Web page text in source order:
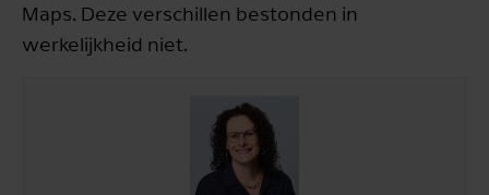
Maps. Deze verschillen bestonden in
werkelijkheid niet.